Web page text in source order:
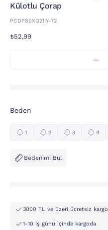
Külotlu Çorap
PCDP86XG21IY-72
₺52,99
Beden
1 2 3 4
Bedenimi Bul
3000 TL ve üzeri ücretsiz kargo
1-10 iş günü içinde kargoda